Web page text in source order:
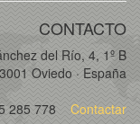
CONTACTO
del Río, 4, 1º B
Oviedo · España
778
Contactar